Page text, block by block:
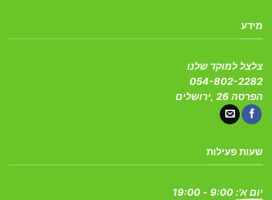
מידע
צלצל למוקד שלנו
054-802-2282
הפרסה 26 ,ירושלים
שעות פעילות
יום א':